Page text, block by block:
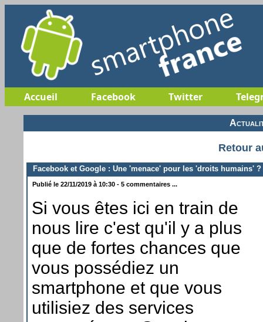
Accueil Facebook Twitter
Retour
Facebook et Google : Une 'menace' pour les 'droits humains' ?
Publié le 22/11/2019 à 10:30 - 5 commentaires ...
Si vous êtes ici en train de
nous lire c'est qu'il y a plus
que de fortes chances que
vous possédiez un
smartphone et que vous
utilisiez des services